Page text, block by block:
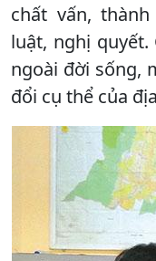
chất vấn,
luật, nghị
ngoài đời sống,
đổi cụ thể của